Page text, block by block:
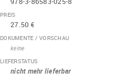
PREIS
27.50 €
DOKUMENTE / VORSCHAU
keine
LIEFERSTATUS
nicht mehr lieferbar